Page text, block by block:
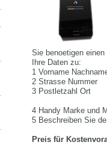
Sie benoetigen
Ihre Daten zu:
1 Vorname
2 Strasse Nummer
3 Postletzahl Ort
4 Handy Marke und
5 Beschreiben Sie
Preis für